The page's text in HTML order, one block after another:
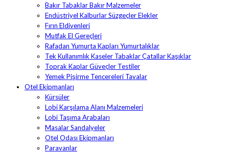
Bakır Tabaklar Bakır Malzemeler
Endüstriyel Kalburlar Süzgeçler Elekler
Fırın Eldivenleri
Mutfak El Gereçleri
Rafadan Yumurta Kapları Yumurtalıklar
Tek Kullanımlık Kaseler Tabaklar Çatallar Kaşıklar
Toprak Kaplar Güveçler Testiler
Yemek Pişirme Tencereleri Tavalar
Otel Ekipmanları
Kürsüler
Lobi Karşılama Alanı Malzemeleri
Lobi Taşıma Arabaları
Masalar Sandalyeler
Otel Odası Ekipmanları
Paravanlar